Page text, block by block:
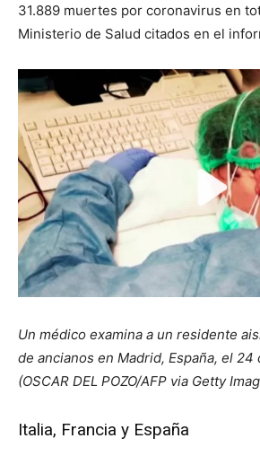
31.889 muertes por coronavirus en
Ministerio de Salud citados en el
Un médico examina a un residente
de ancianos en Madrid, España, el 24
(OSCAR DEL POZO/AFP via Getty
Italia, Francia y España